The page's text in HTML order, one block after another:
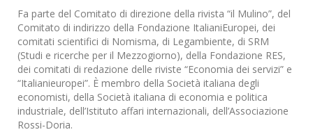
Fa parte del Comitato di direzione della rivista “il Mulino”, del
Comitato di indirizzo della Fondazione ItalianiEuropei, dei
comitati scientifici di Nomisma, di Legambiente, di SRM
(Studi e ricerche per il Mezzogiorno), della Fondazione RES,
dei comitati di redazione delle riviste “Economia dei servizi” e
“Italianieuropei”. È membro della Società italiana degli
economisti, della Società italiana di economia e politica
industriale, dell’Istituto affari internazionali, dell’Associazione
Rossi-Doria.